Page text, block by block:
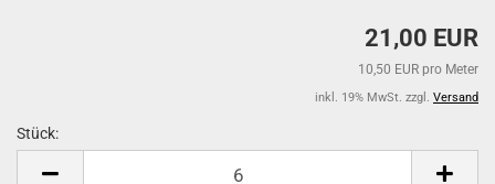
21,00 EUR
10,50 EUR pro Meter
inkl. 19% MwSt. zzgl. Versand
Stück: